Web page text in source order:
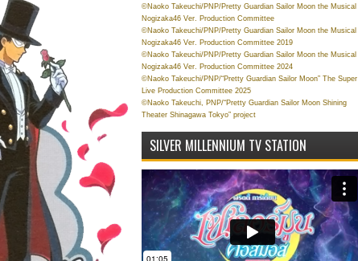
©Naoko Takeuchi/PNP/Pretty Guardian Sailor Moon the Musical
Nogizaka46 Ver. Production Committee
©Naoko Takeuchi/PNP/Pretty Guardian Sailor Moon the Musical
Nogizaka46 Ver. Production Committee 2019
©Naoko Takeuchi/PNP/Pretty Guardian Sailor Moon the Musical
Nogizaka46 Ver. Production Committee 2024
©Naoko Takeuchi/PNP/“Pretty Guardian Sailor Moon” The Super
Live Production Committee 2025
©Naoko Takeuchi, PNP/“Pretty Guardian Sailor Moon Shining
Theater Shinagawa Tokyo” project
SILVER MILLENNIUM TV STATION